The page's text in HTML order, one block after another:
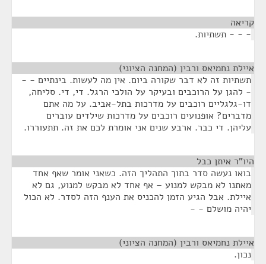
קריאה
- - - תשתיות.
איילת נחמיאס ורבין (המחנה הציוני)
תשתיות זה לא דבר שקורה ביום. אין מה לעשות. בינתיים - -
- להגן על הרוכבים ובעיקר על הולכי הרגל. די, די. סליחה,
דו-גלגליים רוכבים על מדרכות בתל-אביב. על מה אתם
מדברים? אופנועים רוכבים על מדרכות שילדים עוברים
עליהן. די כבר. ארבע שנים אני אומרת לכם את זה. תתעוררו.
היו"ר איתן כבל
בואו נעשה סדר בתוך התהליך הזה. כשאני אומר שאף אחד
מאתנו לא מבקש למנוע – אף אחד לא מבקש למנוע, גם לא
איילת. אבל הגיע הזמן להכניס את הענף הזה לסדר. לא הכול
יהיה מושלם - -
איילת נחמיאס ורבין (המחנה הציוני)
נכון.